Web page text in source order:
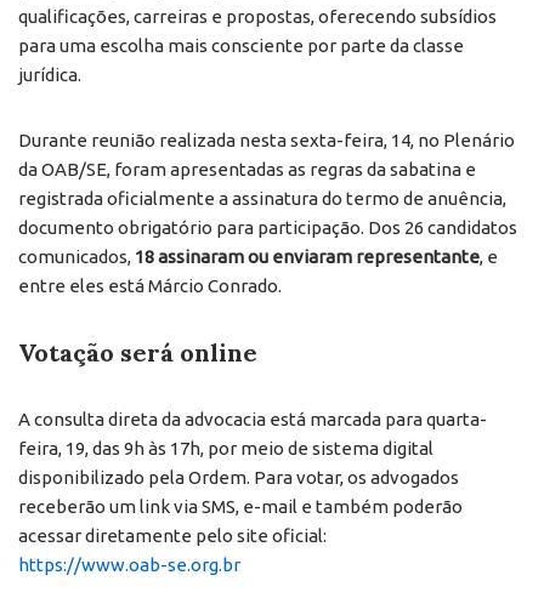
qualificações, carreiras e propostas, oferecendo subsídios
para uma escolha mais consciente por parte da classe
jurídica.
Durante reunião realizada nesta sexta-feira, 14, no Plenário
da OAB/SE, foram apresentadas as regras da sabatina e
registrada oficialmente a assinatura do termo de anuência,
documento obrigatório para participação. Dos 26 candidatos
comunicados, 18 assinaram ou enviaram representante, e
entre eles está Márcio Conrado.
Votação será online
A consulta direta da advocacia está marcada para quarta-
feira, 19, das 9h às 17h, por meio de sistema digital
disponibilizado pela Ordem. Para votar, os advogados
receberão um link via SMS, e-mail e também poderão
acessar diretamente pelo site oficial:
https://www.oab-se.org.br